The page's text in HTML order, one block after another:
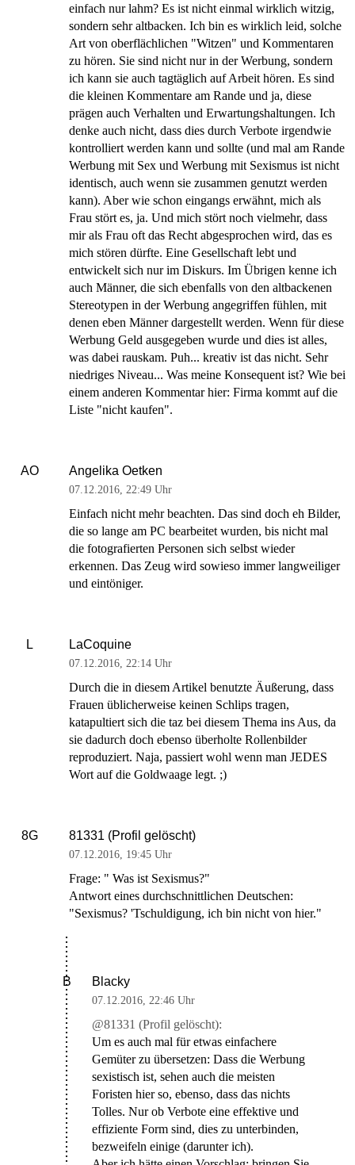
einfach nur lahm? Es ist nicht einmal wirklich witzig,
sondern sehr altbacken. Ich bin es wirklich leid, solche
Art von oberflächlichen "Witzen" und Kommentaren
zu hören. Sie sind nicht nur in der Werbung, sondern
ich kann sie auch tagtäglich auf Arbeit hören. Es sind
die kleinen Kommentare am Rande und ja, diese
prägen auch Verhalten und Erwartungshaltungen. Ich
denke auch nicht, dass dies durch Verbote irgendwie
kontrolliert werden kann und sollte (und mal am Rande
Werbung mit Sex und Werbung mit Sexismus ist nicht
identisch, auch wenn sie zusammen genutzt werden
kann). Aber wie schon eingangs erwähnt, mich als
Frau stört es, ja. Und mich stört noch vielmehr, dass
mir als Frau oft das Recht abgesprochen wird, das es
mich stören dürfte. Eine Gesellschaft lebt und
entwickelt sich nur im Diskurs. Im Übrigen kenne ich
auch Männer, die sich ebenfalls von den altbackenen
Stereotypen in der Werbung angegriffen fühlen, mit
denen eben Männer dargestellt werden. Wenn für diese
Werbung Geld ausgegeben wurde und dies ist alles,
was dabei rauskam. Puh... kreativ ist das nicht. Sehr
niedriges Niveau... Was meine Konsequent ist? Wie bei
einem anderen Kommentar hier: Firma kommt auf die
Liste "nicht kaufen".
AO Angelika Oetken
07.12.2016, 22:49 Uhr
Einfach nicht mehr beachten. Das sind doch eh Bilder,
die so lange am PC bearbeitet wurden, bis nicht mal
die fotografierten Personen sich selbst wieder
erkennen. Das Zeug wird sowieso immer langweiliger
und eintöniger.
L LaCoquine
07.12.2016, 22:14 Uhr
Durch die in diesem Artikel benutzte Äußerung, dass
Frauen üblicherweise keinen Schlips tragen,
katapultiert sich die taz bei diesem Thema ins Aus, da
sie dadurch doch ebenso überholte Rollenbilder
reproduziert. Naja, passiert wohl wenn man JEDES
Wort auf die Goldwaage legt. ;)
8G 81331 (Profil gelöscht)
07.12.2016, 19:45 Uhr
Frage: " Was ist Sexismus?"
Antwort eines durchschnittlichen Deutschen:
"Sexismus? 'Tschuldigung, ich bin nicht von hier."
B Blacky
07.12.2016 22:46 Uhr
@81331 (Profil gelöscht):
Um es auch mal für etwas einfachere
Gemüter zu übersetzen: Dass die Werbung
sexistisch ist, sehen auch die meisten
Foristen hier so, ebenso, dass das nichts
Tolles. Nur ob Verbote eine effektive und
effiziente Form sind, dies zu unterbinden,
bezweifeln einige (darunter ich).